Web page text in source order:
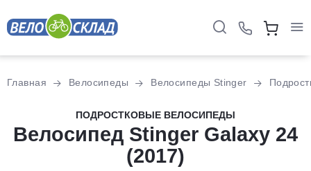
Главная Велосипеды Велосипеды Stinger
ПОДРОСТКОВЫЕ ВЕЛОСИПЕДЫ
Велосипед Stinger Galaxy 24
(2017)
Разбейте
оплатуна части
без переплат